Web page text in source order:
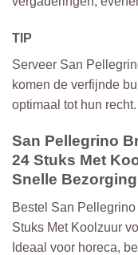
TIP
Serveer San
komen de verfijnde
optimaal tot hun recht.
San Pellegrino
24 Stuks Met
Snelle Bezorging
Bestel San
Stuks Met Koolzuur
Ideaal voor horeca,